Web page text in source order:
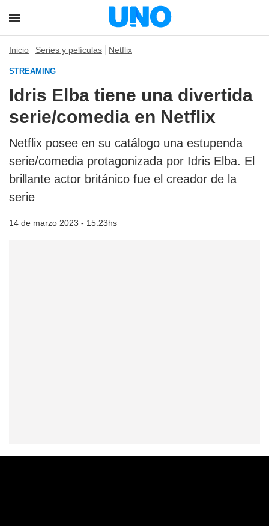
Inicio Series y películas Netflix
STREAMING
Idris Elba tiene una divertida
serie/comedia en Netflix
Netflix posee en su catálogo una estupenda
serie/comedia protagonizada por Idris Elba. El
brillante actor británico fue el creador de la
serie
14 de marzo 2023 - 15:23hs